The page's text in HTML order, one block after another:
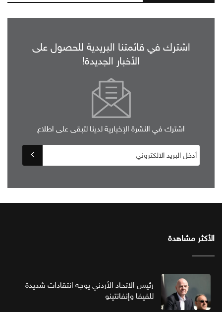
اشترك في قائمتنا البريدية للحصول على
الأخبار الجديدة!
اشترك في النشرة الإخبارية لدينا لتبقى على اطلاع
الأكثر مشاهدة
رئيس الاتحاد الأردني يوجه انتقادات شديدة
للفيفا وإنفانتينو